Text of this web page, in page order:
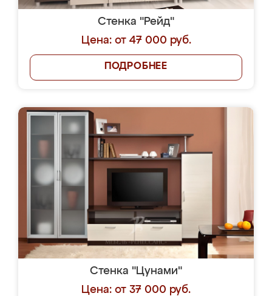
Стенка "Рейд"
Цена: от 47 000 руб.
ПОДРОБНЕЕ
Стенка "Цунами"
Цена: от 37 000 руб.